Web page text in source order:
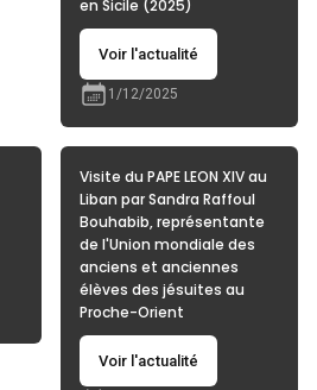
en Sicile (2025)
Voir l'actualité
1/12/2025
Visite du PAPE LEON XIV au
Liban par Sandra Raffoul
Bouhabib, représentante
de l'Union mondiale des
anciens et anciennes
élèves des jésuites au
Proche-Orient
Voir l'actualité